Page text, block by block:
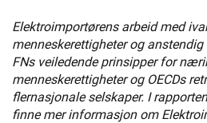
Elektroimportørens arbeid med
menneskerettigheter og
FNs veiledende prinsipper for
menneskerettigheter og OECDs
flernasjonale selskaper. I
finne mer informasjon om